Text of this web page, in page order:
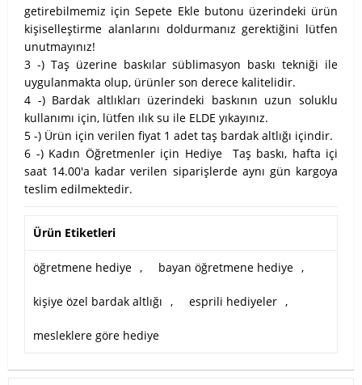
getirebilmemiz için Sepete Ekle butonu üzerindeki ürün
kişiselleştirme alanlarını doldurmanız gerektiğini lütfen
unutmayınız!
3 -) Taş üzerine baskılar süblimasyon baskı tekniği ile
uygulanmakta olup, ürünler son derece kalitelidir.
4 -) Bardak altlıkları üzerindeki baskının uzun soluklu
kullanımı için, lütfen ılık su ile ELDE yıkayınız.
5 -) Ürün için verilen fiyat 1 adet taş bardak altlığı içindir.
6 -) Kadın Öğretmenler için Hediye Taş baskı, hafta içi
saat 14.00'a kadar verilen siparişlerde aynı gün kargoya
teslim edilmektedir.
Ürün Etiketleri
öğretmene hediye , bayan öğretmene hediye ,
kişiye özel bardak altlığı , esprili hediyeler ,
mesleklere göre hediye